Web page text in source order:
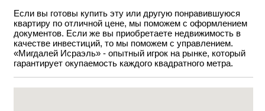
Если вы готовы купить эту или другую понравившуюся
квартиру по отличной цене, мы поможем с оформлением
документов. Если же вы приобретаете недвижимость в
качестве инвестиций, то мы поможем с управлением.
«Мигдалей Исраэль» - опытный игрок на рынке, который
гарантирует окупаемость каждого квадратного метра.